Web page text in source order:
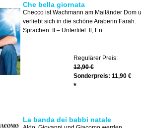
Che bella giornata
Checco ist Wachmann am Mailänder Dom
verliebt sich in die schöne Araberin Farah.
Sprachen: It – Untertitel: It, En
Regulärer Preis:
12,90 €
Sonderpreis: 11,90 €
*
La banda dei babbi natale